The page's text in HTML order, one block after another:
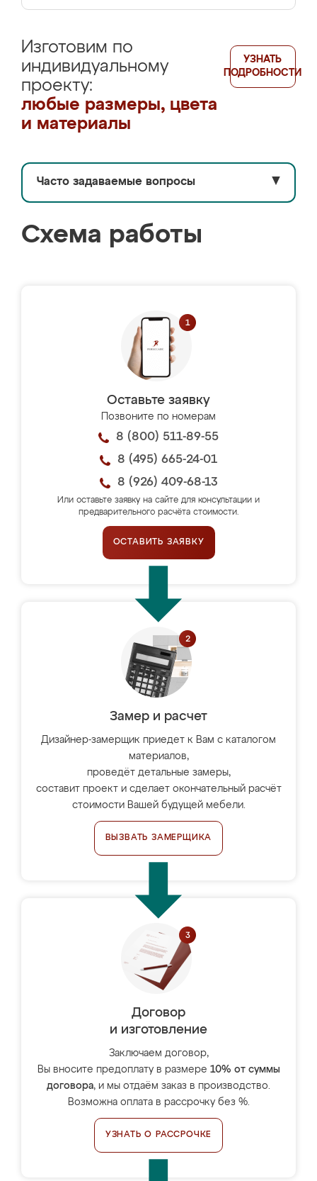
Изготовим по
индивидуальному
проекту:
любые размеры, цвета
и материалы
УЗНАТЬ
ПОДРОБНОСТИ
Часто задаваемые вопросы ▼
Схема работы
Оставьте заявку
Позвоните по номерам
8 (800) 511-89-55
8 (495) 665-24-01
8 (926) 409-68-13
Или оставьте заявку на сайте для консультации и
предварительного расчёта стоимости.
ОСТАВИТЬ ЗАЯВКУ
Замер и расчет
Дизайнер-замерщик приедет к Вам с каталогом
материалов,
проведёт детальные замеры,
составит проект и сделает окончательный расчёт
стоимости Вашей будущей мебели.
ВЫЗВАТЬ ЗАМЕРЩИКА
Договор
и изготовление
Заключаем договор,
Вы вносите предоплату в размере 10% от суммы
договора, и мы отдаём заказ в производство.
Возможна оплата в рассрочку без %.
УЗНАТЬ О РАССРОЧКЕ